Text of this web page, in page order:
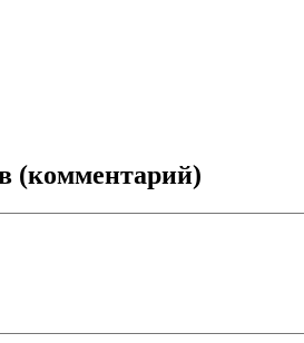
(комментарий)